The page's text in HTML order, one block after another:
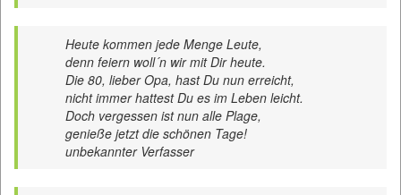
Heute kommen jede Menge Leute,
denn feiern woll´n wir mit Dir heute.
Die 80, lieber Opa, hast Du nun erreicht,
nicht immer hattest Du es im Leben leicht.
Doch vergessen ist nun alle Plage,
genieße jetzt die schönen Tage!
unbekannter Verfasser